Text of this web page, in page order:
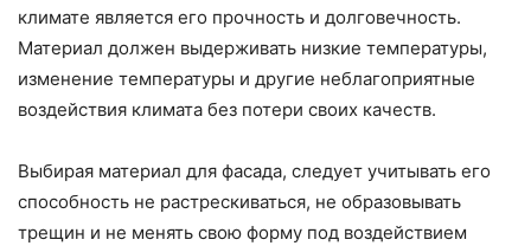
климате является его прочность и долговечность.
Материал должен выдерживать низкие температуры,
изменение температуры и другие неблагоприятные
воздействия климата без потери своих качеств.
Выбирая материал для фасада, следует учитывать его
способность не растрескиваться, не образовывать
трещин и не менять свою форму под воздействием